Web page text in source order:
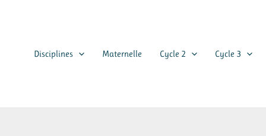
Disciplines Maternelle Cycle 2 Cycle 3